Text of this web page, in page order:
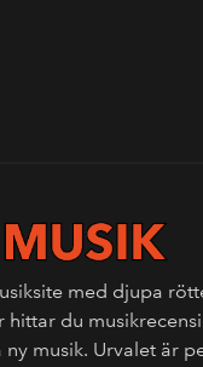
med djupa
hittar du
musik. Urvalet är